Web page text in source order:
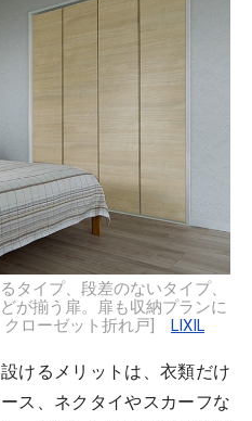
タイプ、段差のないタイプ、
が揃う扉。扉も収納プランに
ローゼット折れ戸] LIXIL
けるメリットは、衣類だけ
ス、ネクタイやスカーフな